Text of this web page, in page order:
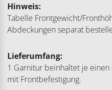
Hinweis:
Tabelle Frontgewicht/
Abdeckungen separat
Lieferumfang:
1 Garnitur beinhaltet je
mit Frontbefestigung.